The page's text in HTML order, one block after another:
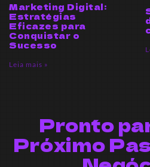
Marketing Digital:
Estratégias
Eficazes para
Conquistar o
Sucesso
Leia mais »
Pronto
Próximo